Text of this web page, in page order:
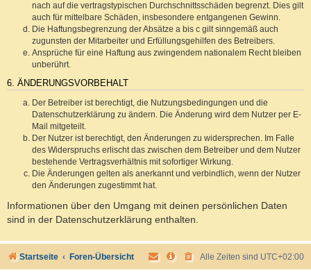
nach auf die vertragstypischen Durchschnittsschäden begrenzt. Dies gilt
auch für mittelbare Schäden, insbesondere entgangenen Gewinn.
Die Haftungsbegrenzung der Absätze a bis c gilt sinngemäß auch
zugunsten der Mitarbeiter und Erfüllungsgehilfen des Betreibers.
Ansprüche für eine Haftung aus zwingendem nationalem Recht bleiben
unberührt.
6. ÄNDERUNGSVORBEHALT
Der Betreiber ist berechtigt, die Nutzungsbedingungen und die
Datenschutzerklärung zu ändern. Die Änderung wird dem Nutzer per E-
Mail mitgeteilt.
Der Nutzer ist berechtigt, den Änderungen zu widersprechen. Im Falle
des Widerspruchs erlischt das zwischen dem Betreiber und dem Nutzer
bestehende Vertragsverhältnis mit sofortiger Wirkung.
Die Änderungen gelten als anerkannt und verbindlich, wenn der Nutzer
den Änderungen zugestimmt hat.
Informationen über den Umgang mit deinen persönlichen Daten
sind in der Datenschutzerklärung enthalten.
Startseite Foren-Übersicht Alle Zeiten sind UTC+02:00